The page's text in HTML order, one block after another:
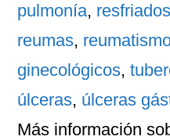
pulmonía, resfriados
reumas,
ginecológicos,
úlceras, úlceras
Más información